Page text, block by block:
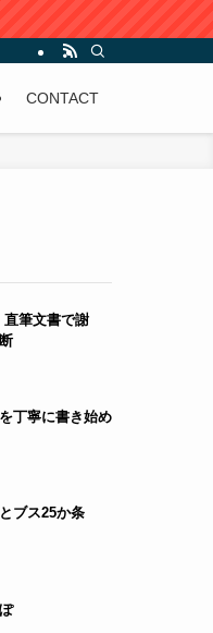
CONTACT
直筆文書で謝
丁寧に書き始め
ブス25か条